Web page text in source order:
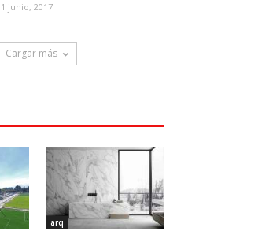
1 junio, 2017
Cargar más
arq